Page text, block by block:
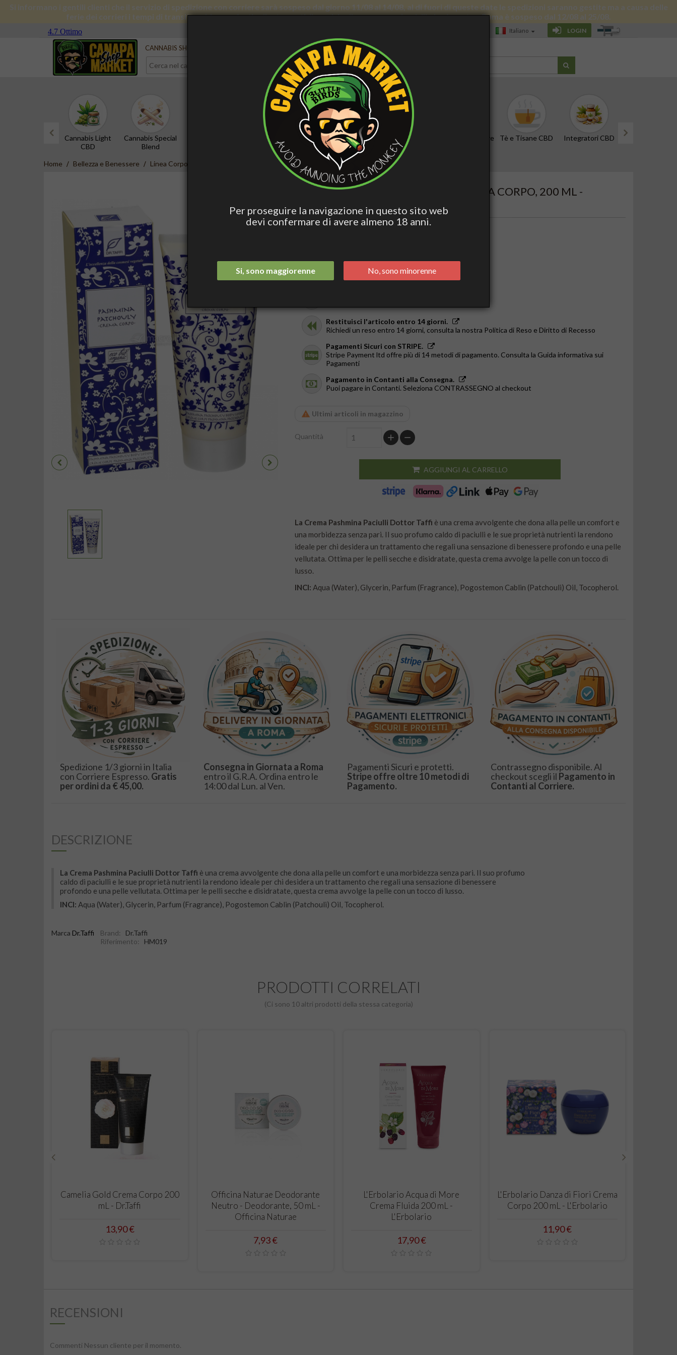
Si informano i gentili clienti che il servizio di spedizione con corriere sarà sospeso dal giorno 11/08 al 14/08, al di fuori di queste date le spedizioni saranno gestite ma a causa delle
ferie dei corrieri i tempi di transito subiranno forti rallentamenti. Il servizio di consegna a domicilio in giornata a Roma è sospeso dal 12/08 al 25/08.
Serve aiuto? Italiano LOGIN 0
CANNABIS SHOP CURA PERSONALE ACCESS. FUMATORI
Cannabis Light
CBD
Cannabis Special
Blend
Hashish Special
Blend
Edibili Attivi Per Dormire Olio CBD e Tinture Tè e Tisane CBD Integratori CBD
Home Bellezza e Benessere Linea Corpo Dr.Taffi Pashmina Paciulli - Crema Corpo, 200 mL - Dr.Taffi
DR.TAFFI PASHMINA PACIULLI - CREMA CORPO, 200 ML -
Spedizione Italia 2/3 Giorni.
Restituisci l'articolo entro 14 giorni.
Richiedi un reso entro 14 giorni, consulta la nostra Politica di Reso e Diritto di Recesso
Pagamenti Sicuri con STRIPE.
Stripe Payment ltd offre più di 14 metodi di pagamento. Consulta la Guida informativa sui
Pagamenti
Pagamento in Contanti alla Consegna.
Puoi pagare in Contanti. Seleziona CONTRASSEGNO al checkout
Ultimi articoli in magazzino
Quantità
AGGIUNGI AL CARRELLO
La Crema Pashmina Paciulli Dottor Taffi è una crema avvolgente che dona alla pelle un comfort e
una morbidezza senza pari. Il suo profumo caldo di paciulli e le sue proprietà nutrienti la rendono
ideale per chi desidera un trattamento che regali una sensazione di benessere profondo e una pelle
vellutata. Ottima per le pelli secche e disidratate, questa crema avvolge la pelle con un tocco di
lusso.
INCI: Aqua (Water), Glycerin, Parfum (Fragrance), Pogostemon Cablin (Patchouli) Oil, Tocopherol.
Spedizione 1/3 giorni in Italia
con Corriere Espresso. Gratis
per ordini da € 45,00.
Consegna in Giornata a Roma
entro il G.R.A. Ordina entro le
14:00 dal Lun. al Ven.
Pagamenti Sicuri e protetti.
Stripe offre oltre 10 metodi di
Pagamento.
Contrassegno disponibile. Al
checkout scegli il Pagamento in
Contanti al Corriere.
DESCRIZIONE
La Crema Pashmina Paciulli Dottor Taffi è una crema avvolgente che dona alla pelle un comfort e una morbidezza senza pari. Il suo profumo
caldo di paciulli e le sue proprietà nutrienti la rendono ideale per chi desidera un trattamento che regali una sensazione di benessere
profondo e una pelle vellutata. Ottima per le pelli secche e disidratate, questa crema avvolge la pelle con un tocco di lusso.
INCI: Aqua (Water), Glycerin, Parfum (Fragrance), Pogostemon Cablin (Patchouli) Oil, Tocopherol.
Marca Dr.Taffi Brand:
Dr.Taffi
Riferimento:
HM019
PRODOTTI CORRELATI
(Ci sono 10 altri prodotti della stessa categoria)
CARRELLO
Camelia Gold Crema Corpo 200
mL - Dr.Taffi
Prezzo
13,90 €
CARRELLO
Officina Naturae Deodorante
Neutro - Deodorante, 50 mL -
Officina Naturae
Prezzo
7,93 €
CARRELLO
L'Erbolario Acqua di More
Crema Fluida 200 mL -
L'Erbolario
Prezzo
17,90 €
CARRELLO
L'Erbolario Danza di Fiori Crema
Corpo 200 mL - L'Erbolario
Prezzo
11,90 €
RECENSIONI
Commenti Nessun cliente per il momento.
Per proseguire la navigazione in questo sito web
devi confermare di avere almeno 18 anni.
Si, sono maggiorenne No, sono minorenne